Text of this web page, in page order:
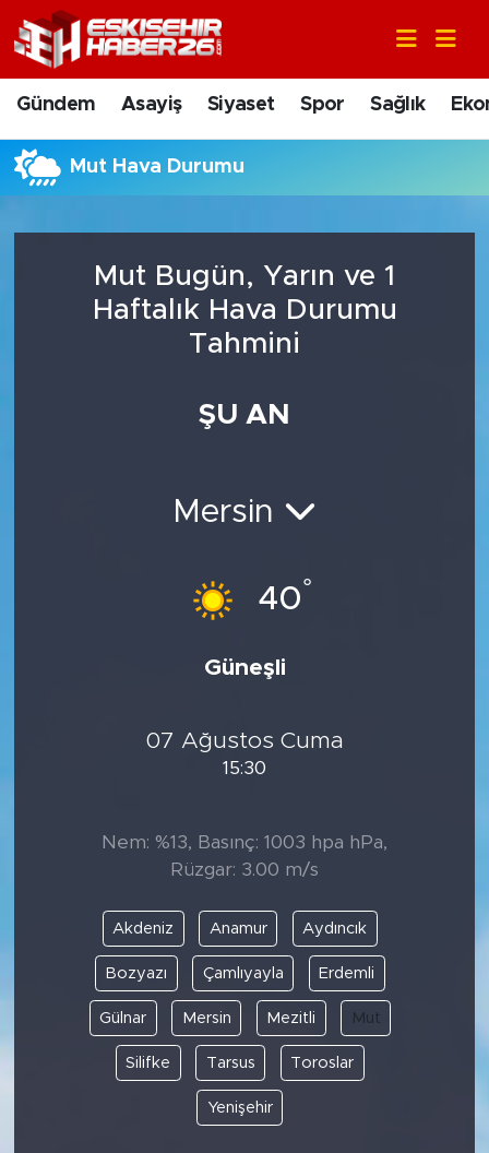
Gündem Asayiş Siyaset Spor Sağlık
Mut Hava Durumu
Mut Bugün, Yarın ve 1
Haftalık Hava Durumu
Tahmini
ŞU AN
Mersin
40°
Güneşli
07 Ağustos Cuma
15:30
Nem: %13, Basınç: 1003 hpa hPa,
Rüzgar: 3.00 m/s
Akdeniz Anamur Aydıncık
Bozyazı Çamlıyayla Erdemli
Gülnar Mersin Mezitli Mut
Silifke Tarsus Toroslar
Yenişehir
Gündem
Asayiş
Siyaset
Sağlık
Nöbetçi Eczaneler
Hava Durumu
Trafik Durumu
Tüm Manşetler